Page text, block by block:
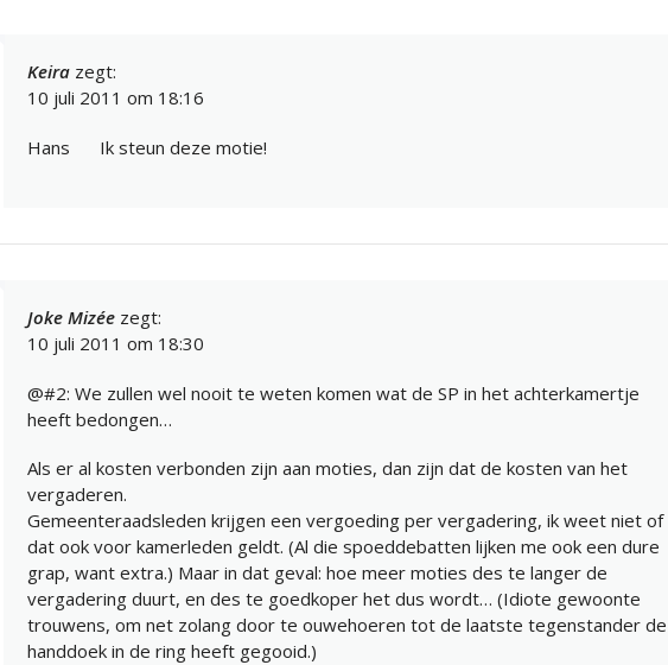
Keira zegt:
10 juli 2011 om 18:16
Hans Ik steun deze motie!
Joke Mizée zegt:
10 juli 2011 om 18:30
@#2: We zullen wel nooit te weten komen wat de SP in het achterkamertje
heeft bedongen…
Als er al kosten verbonden zijn aan moties, dan zijn dat de kosten van het
vergaderen.
Gemeenteraadsleden krijgen een vergoeding per vergadering, ik weet niet of
dat ook voor kamerleden geldt. (Al die spoeddebatten lijken me ook een dure
grap, want extra.) Maar in dat geval: hoe meer moties des te langer de
vergadering duurt, en des te goedkoper het dus wordt… (Idiote gewoonte
trouwens, om net zolang door te ouwehoeren tot de laatste tegenstander de
handdoek in de ring heeft gegooid.)